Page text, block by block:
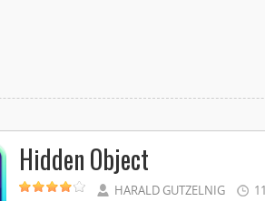
Hidden Object
HARALD GUTZELNIG